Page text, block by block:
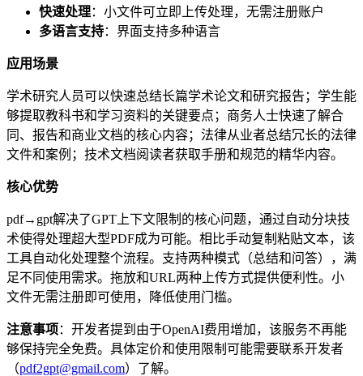
快速处理：小文件可立即上传处理，无需注册账户
多语言支持：界面支持多种语言
应用场景
学术研究人员可以快速总结长篇学术论文和研究报告；学生能
够提取教科书和学习资料的关键要点；商务人士快速了解合
同、报告和商业文档的核心内容；法律从业者总结冗长的法律
文件和案例；技术文档阅读者获取手册和规范的精华内容。
核心优势
pdf→gpt解决了GPT上下文限制的核心问题，通过自动分块技
术使得处理超大型PDF成为可能。相比手动复制粘贴文本，该
工具自动化处理整个流程。支持两种模式（总结和问答），满
足不同使用需求。拖放和URL两种上传方式提供便利性。小
文件无需注册即可使用，降低使用门槛。
注意事项 ：开发者提到由于OpenAI费用增加，该服务不再能
够保持完全免费。具体定价和使用限制可能需要联系开发者
（pdf2gpt@gmail.com）了解。